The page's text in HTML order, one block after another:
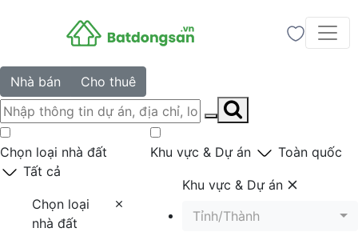
Nhà bán Cho thuê
Chọn loại nhà đất
Tất cả
Chọn loại
nhà đất
Khu vực & Dự án Toàn quốc
Khu vực & Dự án
Tỉnh/Thành